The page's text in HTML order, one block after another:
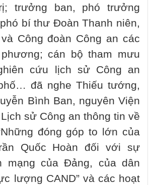
trưởng ban, phó trưởng
bí thư Đoàn Thanh niên,
Công đoàn Công an các
cán bộ tham mưu
cứu lịch sử Công an
đã nghe Thiếu tướng,
Bình Ban, nguyên Viện
sử Công an thông tin về
đóng góp to lớn của
Quốc Hoàn đối với sự
mạng của Đảng, của dân
lượng CAND” và các hoạt